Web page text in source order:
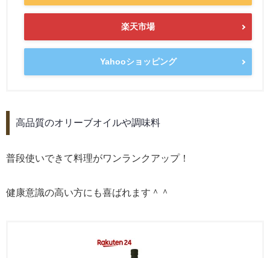
楽天市場
Yahooショッピング
高品質のオリーブオイルや調味料
普段使いできて料理がワンランクアップ！
健康意識の高い方にも喜ばれます＾＾